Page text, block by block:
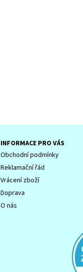
INFORMACE PRO VÁS
Obchodní podmínky
Reklamační řád
Vrácení zboží
Doprava
O nás